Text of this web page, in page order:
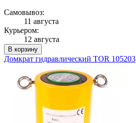
Самовывоз:
11 августа
Курьером:
12 августа
В корзину
Домкрат гидравлический TOR 105203